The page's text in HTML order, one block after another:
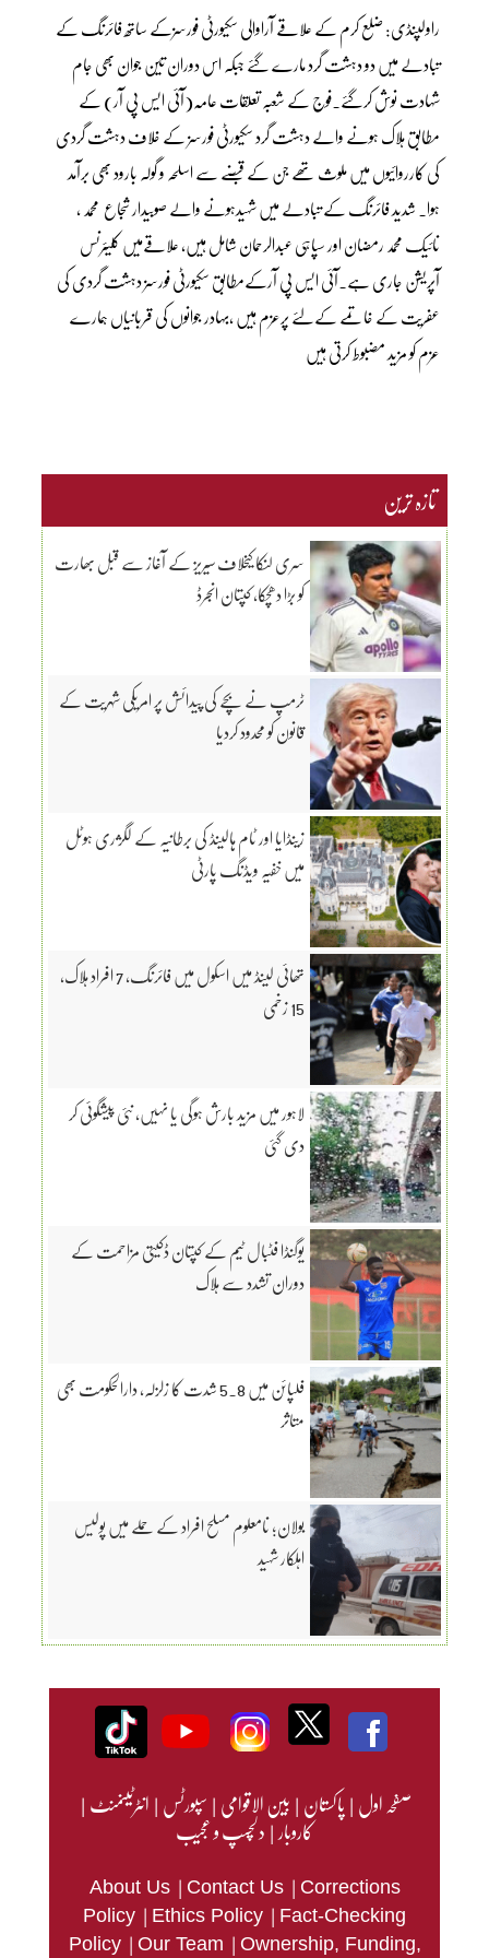
راولپنڈی: ضلع کرم کے علاقے آراوالی سکیورٹی فورسزکے ساتھ فائرنگ کے
تبادلے میں دو دہشت گرد مارے گئے جبکہ اس دوران تین جوان بھی جام
شہادت نوش کرگئے۔فوج کے شعبہ تعلقات عامہ(آئی ایس پی آر) کے
مطابق ہلاک ہونے والے دہشت گرد سکیورٹی فورسز کے خلاف دہشت گردی
کی کارروائیوں میں ملوث تھے جن کے قبضے سے اسلحہ و گولہ بارود بھی برآمد
ہوا۔ شدید فائرنگ کے تبادلے میں شہیدہونے والے صوبیدار شجاع محمد ،
نائیک محمد رمضان اور سپاہی عبدالرحمان شامل ہیں، علاقےمیں کلیئرنس
آپریشن جاری ہے۔آئی ایس پی آرکےمطابق سکیورٹی فورسز دہشت گردی کی
عفریت کے خاتمے کےلئے پرعزم ہیں ،بہادر جوانوں کی قربانیاں ہمارے
عزم کو مزید مضبوط کرتی ہیں
تازہ ترین
سری لنکا کیخلاف سیریز کے آغاز سے قبل بھارت
کو بڑا دھچکا، کپتان انجرڈ
ٹرمپ نے بچے کی پیدائش پر امریکی شہریت کے
قانون کو محدود کردیا
زینڈایا اور ٹام ہالینڈ کی برطانیہ کے لگژری ہوٹل
میں خفیہ ویڈنگ پارٹی
تھائی لینڈ میں اسکول میں فائرنگ، 7 افراد ہلاک،
15 زخمی
لاہور میں مزید بارش ہوگی یا نہیں، نئی پیشگوئی کر
دی گئی
یوگنڈا فٹبال ٹیم کے کپتان ڈکیتی مزاحمت کے
دوران تشدد سے ہلاک
فلپائن میں 5.8 شدت کا زلزلہ، دارالحکومت بھی
متاثر
بولان؛ نامعلوم مسلح افراد کے حملے میں پولیس
اہلکار شہید
صفحہ اول|پاکستان|بین الاقوامی|سپورٹس|انٹرٹینمنٹ|
کاروبار|دلچسپ و عجیب
About Us | Contact Us | Corrections
Policy | Ethics Policy | Fact-Checking
Policy | Our Team | Ownership, Funding,